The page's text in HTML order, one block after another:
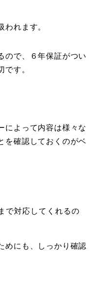
われます。
ので、６年保証がつい
です。
によって内容は様々な
を確認しておくのがベ
で対応してくれるの
めにも、しっかり確認